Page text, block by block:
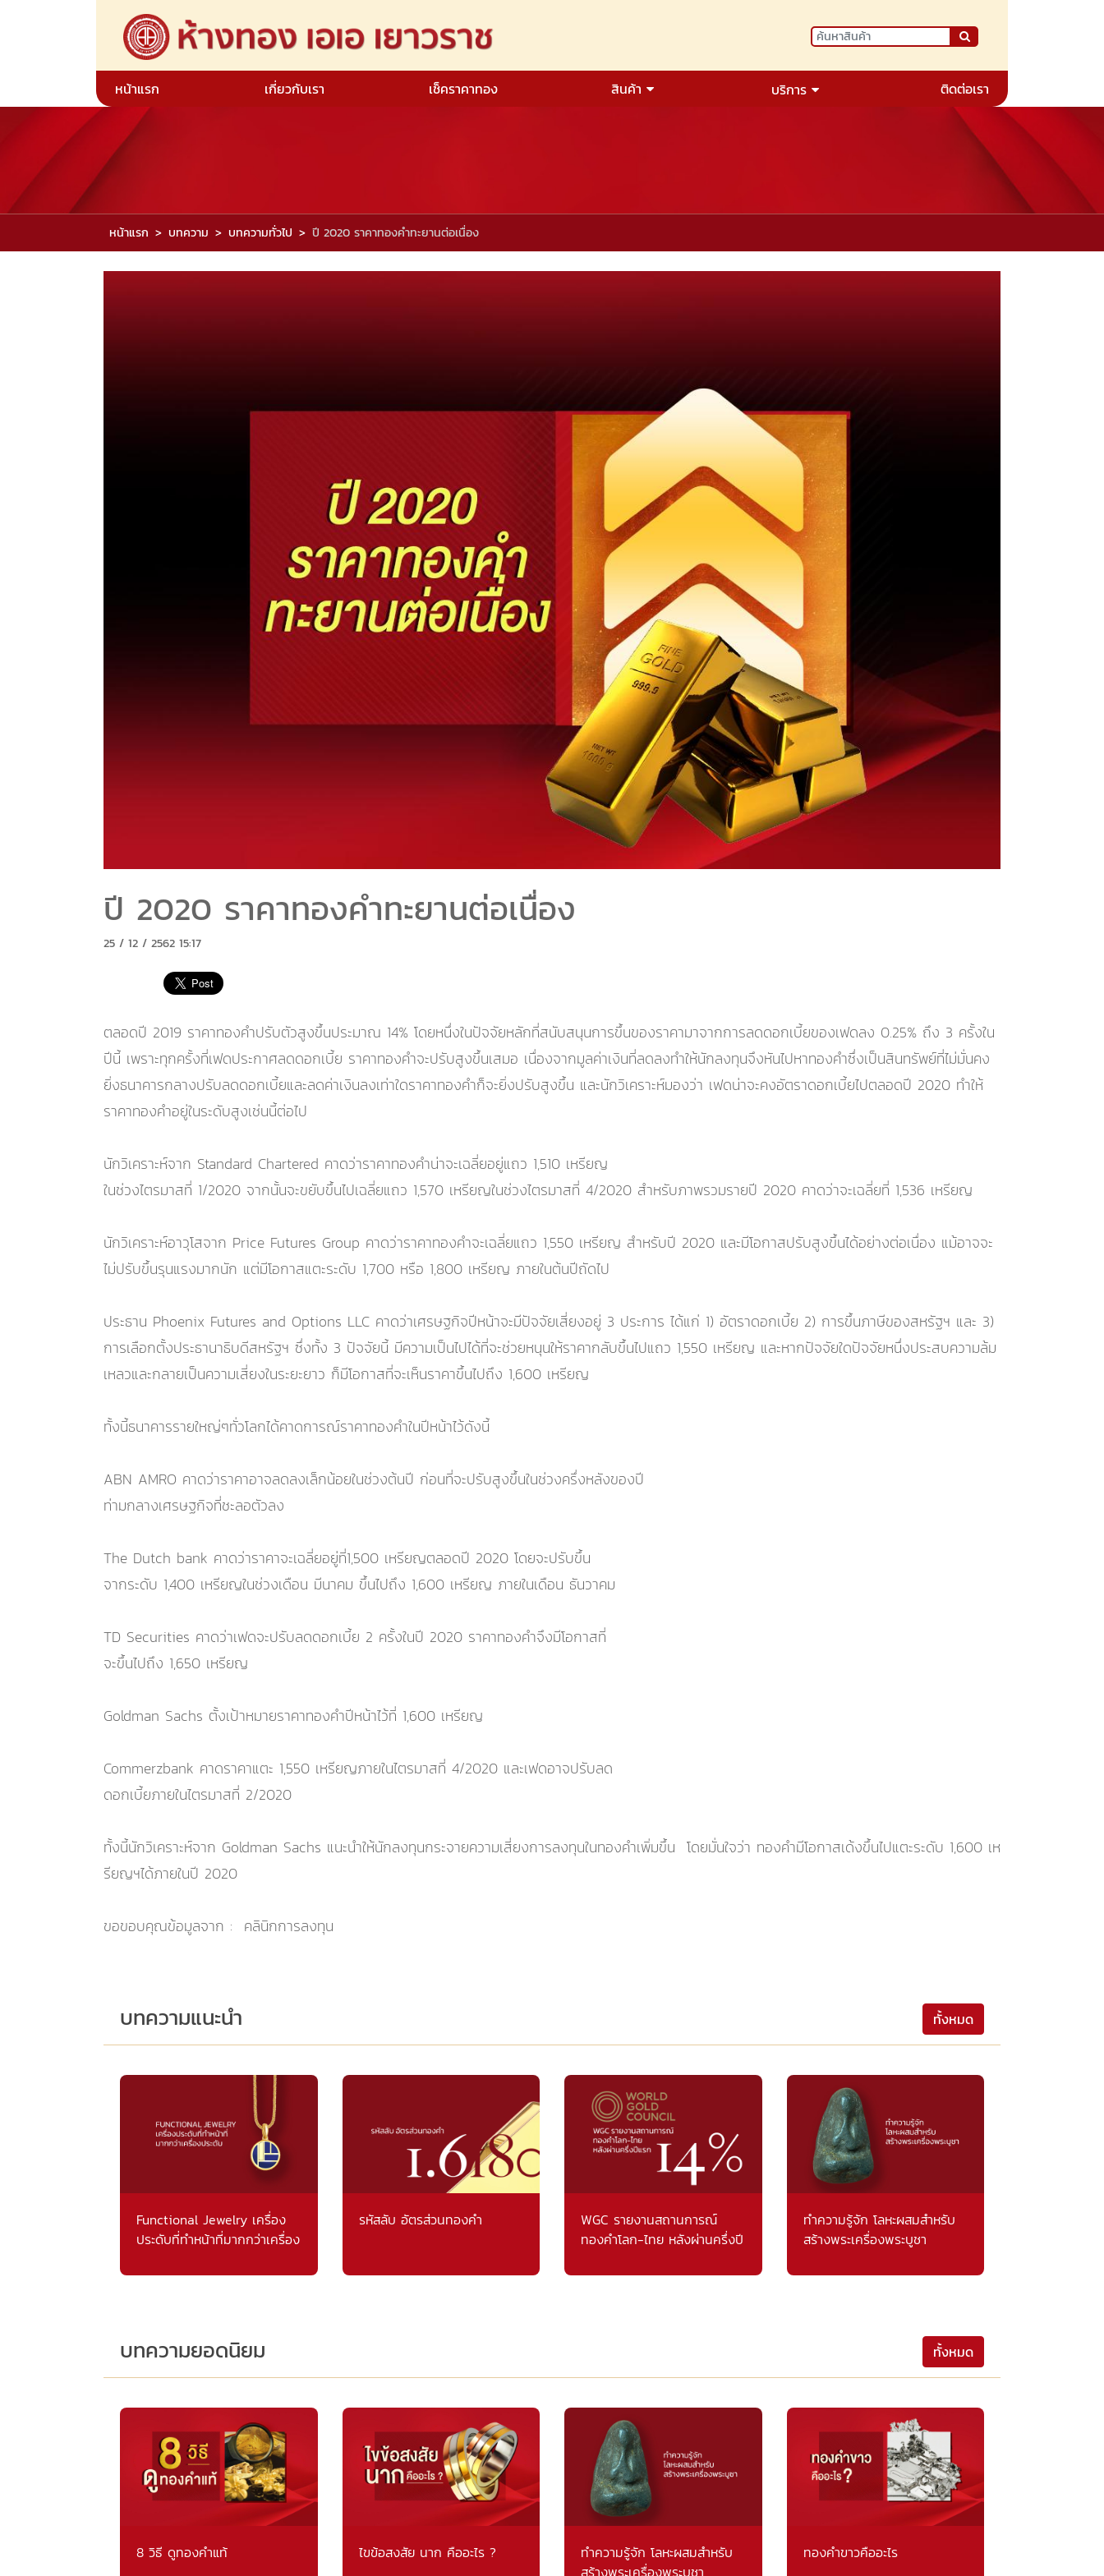
หน้าแรก เกี่ยวกับเรา เช็คราคาทอง สินค้า บริการ ติดต่อเรา
หน้าแรก บทความ บทความทั่วไป ปี 2020 ราคาทองคำทะยานต่อเนื่อง
ปี 2020 ราคาทองคำทะยานต่อเนื่อง
25 / 12 / 2562 15:17
ตลอดปี 2019 ราคาทองคำปรับตัวสูงขึ้นประมาณ 14% โดยหนึ่งในปัจจัยหลักที่สนับสนุนการขึ้นของราคามาจากการลดดอกเบี้ยของเฟดลง 0.25% ถึง 3 ครั้งใน
ปีนี้ เพราะทุกครั้งที่เฟดประกาศลดดอกเบี้ย ราคาทองคำจะปรับสูงขึ้นเสมอ เนื่องจากมูลค่าเงินที่ลดลงทำให้นักลงทุนจึงหันไปหาทองคำซึ่งเป็นสินทรัพย์ที่ไม่มั่นคง
ยิ่งธนาคารกลางปรับลดดอกเบี้ยและลดค่าเงินลงเท่าใดราคาทองคำก็จะยิ่งปรับสูงขึ้น และนักวิเคราะห์มองว่า เฟดน่าจะคงอัตราดอกเบี้ยไปตลอดปี 2020 ทำให้
ราคาทองคำอยู่ในระดับสูงเช่นนี้ต่อไป
นักวิเคราะห์จาก Standard Chartered คาดว่าราคาทองคำน่าจะเฉลี่ยอยู่แถว 1,510 เหรียญ
ในช่วงไตรมาสที่ 1/2020 จากนั้นจะขยับขึ้นไปเฉลี่ยแถว 1,570 เหรียญในช่วงไตรมาสที่ 4/2020 สำหรับภาพรวมรายปี 2020 คาดว่าจะเฉลี่ยที่ 1,536 เหรียญ
นักวิเคราะห์อาวุโสจาก Price Futures Group คาดว่าราคาทองคำจะเฉลี่ยแถว 1,550 เหรียญ สำหรับปี 2020 และมีโอกาสปรับสูงขึ้นได้อย่างต่อเนื่อง แม้อาจจะ
ไม่ปรับขึ้นรุนแรงมากนัก แต่มีโอกาสแตะระดับ 1,700 หรือ 1,800 เหรียญ ภายในต้นปีถัดไป
ประธาน Phoenix Futures and Options LLC คาดว่าเศรษฐกิจปีหน้าจะมีปัจจัยเสี่ยงอยู่ 3 ประการ ได้แก่ 1) อัตราดอกเบี้ย 2) การขึ้นภาษีของสหรัฐฯ และ 3)
การเลือกตั้งประธานาธิบดีสหรัฐฯ ซึ่งทั้ง 3 ปัจจัยนี้ มีความเป็นไปได้ที่จะช่วยหนุนให้ราคากลับขึ้นไปแถว 1,550 เหรียญ และหากปัจจัยใดปัจจัยหนึ่งประสบความล้ม
เหลวและกลายเป็นความเสี่ยงในระยะยาว ก็มีโอกาสที่จะเห็นราคาขึ้นไปถึง 1,600 เหรียญ
ทั้งนี้ธนาคารรายใหญ่ๆทั่วโลกได้คาดการณ์ราคาทองคำในปีหน้าไว้ดังนี้
ABN AMRO คาดว่าราคาอาจลดลงเล็กน้อยในช่วงต้นปี ก่อนที่จะปรับสูงขึ้นในช่วงครึ่งหลังของปี
ท่ามกลางเศรษฐกิจที่ชะลอตัวลง
The Dutch bank คาดว่าราคาจะเฉลี่ยอยู่ที่1,500 เหรียญตลอดปี 2020 โดยจะปรับขึ้น
จากระดับ 1,400 เหรียญในช่วงเดือน มีนาคม ขึ้นไปถึง 1,600 เหรียญ ภายในเดือน ธันวาคม
TD Securities คาดว่าเฟดจะปรับลดดอกเบี้ย 2 ครั้งในปี 2020 ราคาทองคำจึงมีโอกาสที่
จะขึ้นไปถึง 1,650 เหรียญ
Goldman Sachs ตั้งเป้าหมายราคาทองคำปีหน้าไว้ที่ 1,600 เหรียญ
Commerzbank คาดราคาแตะ 1,550 เหรียญภายในไตรมาสที่ 4/2020 และเฟดอาจปรับลด
ดอกเบี้ยภายในไตรมาสที่ 2/2020
ทั้งนี้นักวิเคราะห์จาก Goldman Sachs แนะนำให้นักลงทุนกระจายความเสี่ยงการลงทุนในทองคำเพิ่มขึ้น โดยมั่นใจว่า ทองคำมีโอกาสเด้งขึ้นไปแตะระดับ 1,600 เห
รียญฯได้ภายในปี 2020
ขอขอบคุณข้อมูลจาก : คลินิกการลงทุน
บทความแนะนำ ทั้งหมด
Functional Jewelry เครื่อง
ประดับที่ทำหน้าที่มากกว่าเครื่อง
รหัสลับ อัตรส่วนทองคำ
WGC รายงานสถานการณ์
ทองคำโลก-ไทย หลังผ่านครึ่งปี
ทำความรู้จัก โลหะผสมสำหรับ
สร้างพระเครื่องพระบูชา
บทความยอดนิยม ทั้งหมด
8 วิธี ดูทองคำแท้ ไขข้อสงสัย นาก คืออะไร ?
ทำความรู้จัก โลหะผสมสำหรับ
ทองคำขาวคืออะไร